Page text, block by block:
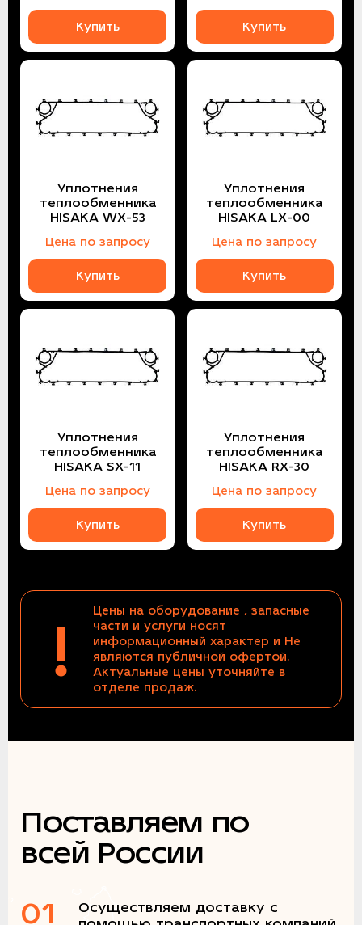
Купить Купить
Уплотнения
теплообменника
HISAKA WX-53
Цена по запросу
Купить
Уплотнения
теплообменника
HISAKA LX-00
Цена по запросу
Купить
Уплотнения
теплообменника
HISAKA SX-11
Цена по запросу
Купить
Уплотнения
теплообменника
HISAKA RX-30
Цена по запросу
Купить
!
Цены на оборудование , запасные
части и услуги носят
информационный характер и Не
являются публичной офертой.
Актуальные цены уточняйте в
отделе продаж.
Поставляем по
всей России
01
Осуществляем доставку с